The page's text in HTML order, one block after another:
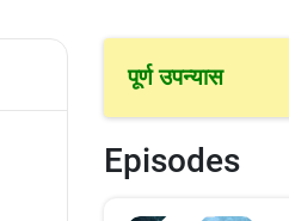
पूर्ण उपन्यास
Episodes